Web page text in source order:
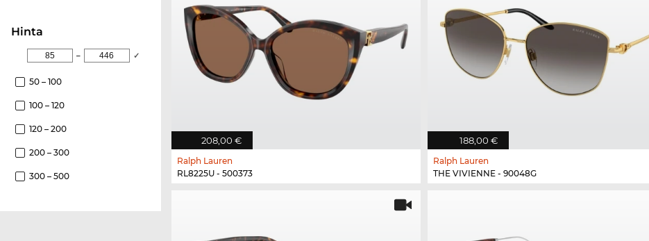
Hinta
– ✓
50 – 100
100 – 120
120 – 200
200 – 300
300 – 500
208,00 €
Ralph Lauren
RL8225U - 500373
188,00 €
Ralph Lauren
THE VIVIENNE - 90048G